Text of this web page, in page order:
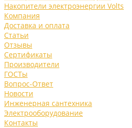
Накопители электроэнергии Volts
Компания
Доставка и оплата
Статьи
Отзывы
Сертификаты
Производители
ГОСТы
Вопрос-Ответ
Новости
Инженерная сантехника
Электрооборудование
Контакты